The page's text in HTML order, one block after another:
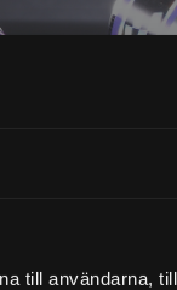
till användarna,